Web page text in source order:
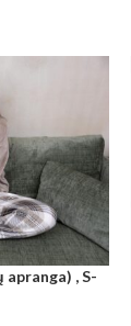
apranga) , S-